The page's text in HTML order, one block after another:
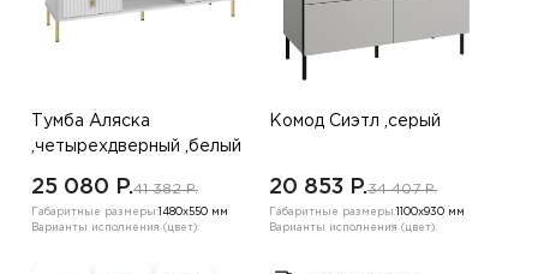
Тумба Аляска
,четырехдверный ,белый
25 080 P.41 382 P.
Габаритные размеры: 1480х550 мм
Варианты исполнения (цвет):
Комод Сиэтл ,серый
20 853 P.34 407 P.
Габаритные размеры: 1100х930 мм
Варианты исполнения (цвет):